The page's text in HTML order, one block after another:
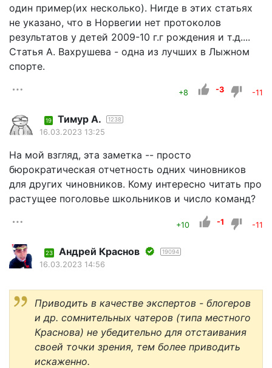
один пример(их несколько). Нигде в этих статьях
не указано, что в Норвегии нет протоколов
результатов у детей 2009-10 г.г рождения и т.д....
Статья А. Вахрушева - одна из лучших в Лыжном
спорте.
+8 -3 -11
19 Тимур А. 1238
16.03.2023 13:25
На мой взгляд, эта заметка -- просто
бюрократическая отчетность одних чиновников
для других чиновников. Кому интересно читать про
растущее поголовье школьников и число команд?
+10 -1 -11
23 Андрей Краснов 19094
16.03.2023 14:56
Приводить в качестве экспертов - блогеров
и др. сомнительных чатеров (типа местного
Краснова) не убедительно для отстаивания
своей точки зрения, тем более приводить
искаженно.